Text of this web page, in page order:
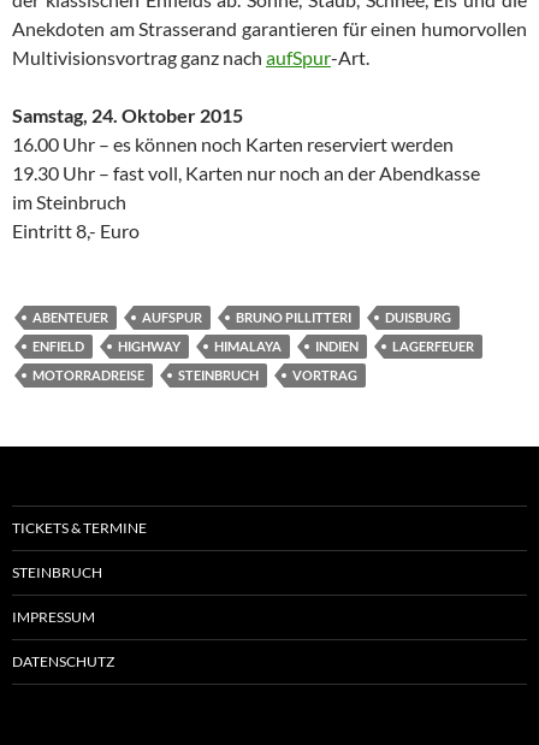
Anekdoten am Strasserand garantieren für einen humorvollen
Multivisionsvortrag ganz nach aufSpur-Art.
Samstag, 24. Oktober 2015
16.00 Uhr – es können noch Karten reserviert werden
19.30 Uhr – fast voll, Karten nur noch an der Abendkasse
im Steinbruch
Eintritt 8,- Euro
ABENTEUER AUFSPUR BRUNO PILLITTERI
DUISBURG
ENFIELD
HIGHWAY HIMALAYA INDIEN
LAGERFEUER
MOTORRADREISE
STEINBRUCH VORTRAG
TICKETS & TERMINE
STEINBRUCH
IMPRESSUM
DATENSCHUTZ